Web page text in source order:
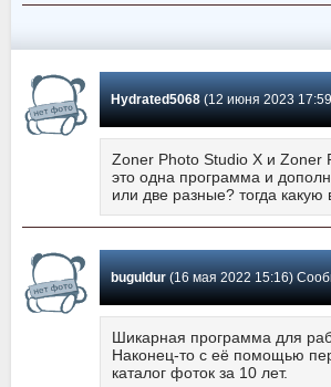
Hydrated5068(12 июня 2023 17:59) Сообщение
Zoner Photo Studio X и Zoner
это одна программа и
или две разные? тогда какую
buguldur(16 мая 2022 15:16) Сообщение
Шикарная программа для
Наконец-то с её помощью
каталог фоток за 10 лет.